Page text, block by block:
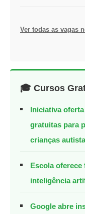
Ver todas as vagas
🎓 Cursos
Iniciativa
gratuitas para
crianças
Escola
inteligência
Google abre